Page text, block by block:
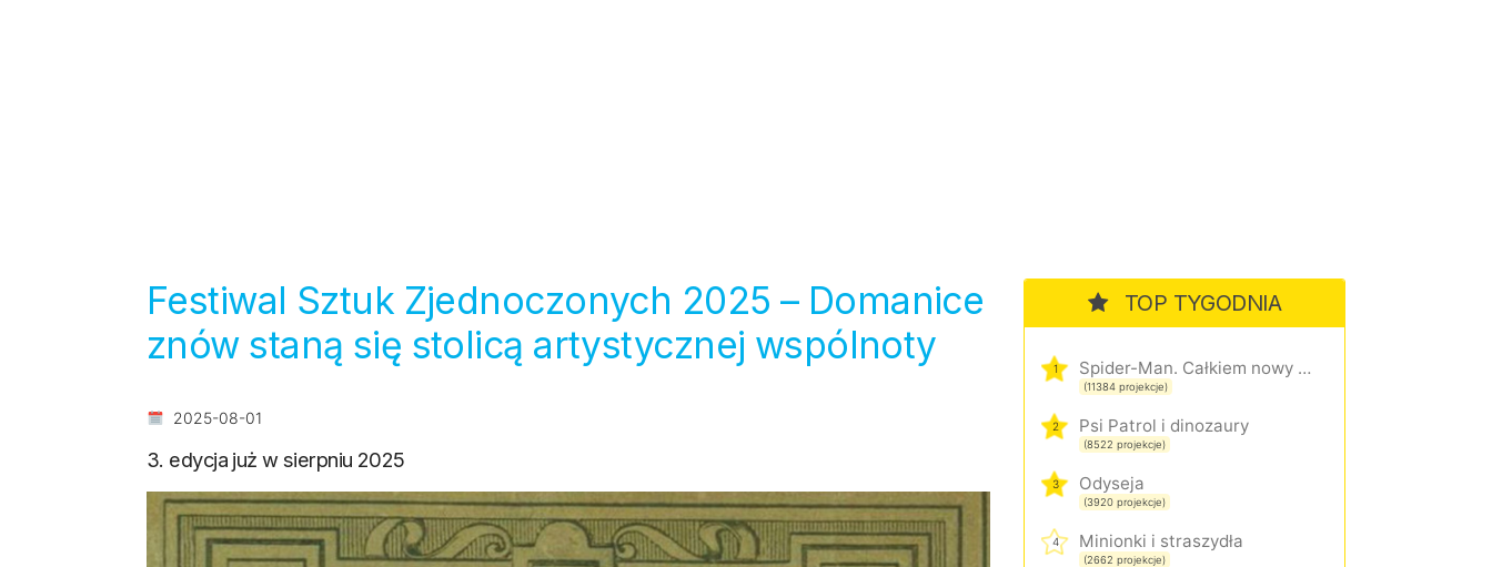
Festiwal Sztuk Zjednoczonych 2025 – Domanice
znów staną się stolicą artystycznej wspólnoty
2025-08-01
3. edycja już w sierpniu 2025
TOP TYGODNIA
1 Spider-Man. Całkiem nowy dzień
(11384 projekcje)
2 Psi Patrol i dinozaury
(8522 projekcje)
3 Odyseja
(3920 projekcje)
4 Minionki i straszydła
(2662 projekcje)